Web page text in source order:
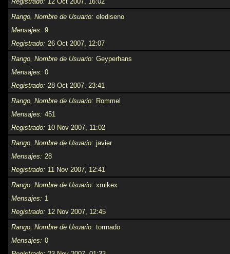
Rango, Nombre de Usuario elediseno
Mensajes
9
Registrado 26 Oct 2007, 12:07
Rango, Nombre de Usuario Geyperhans
Mensajes
0
Registrado 28 Oct 2007, 23:41
Rango, Nombre de Usuario
Rommel
Mensajes
451
Registrado
10 Nov 2007, 11:02
Rango, Nombre de Usuario javier
Mensajes
28
Registrado
11 Nov 2007, 12:41
Rango, Nombre de Usuario xmikex
Mensajes
1
Registrado
12 Nov 2007, 12:45
Rango, Nombre de Usuario torrnado
Mensajes
0